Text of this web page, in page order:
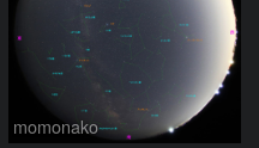
momonako